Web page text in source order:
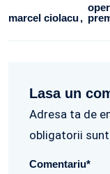
marcel ciolacu
Lasa un
Adresa ta de
obligatorii
Comentariu*